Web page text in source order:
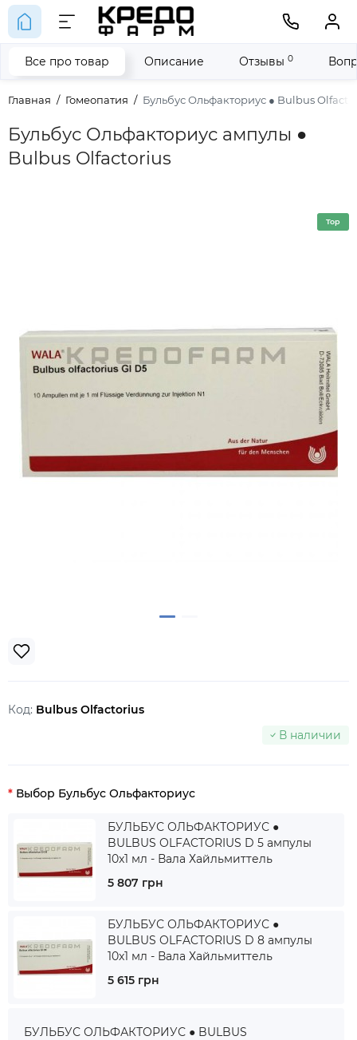
Главная Гомеопатия Бульбус Ольфакториус ● Bulbus
Бульбус Ольфакториус ампулы ●
Bulbus Olfactorius
Все про товар Описание Отзывы 0
Top
Код: Bulbus Olfactorius
В наличии
Выбор Бульбус Ольфакториус
БУЛЬБУС ОЛЬФАКТОРИУС ●
BULBUS OLFACTORIUS D 5 ампулы
10x1 мл - Вала Хайльмиттель
5 807 грн
БУЛЬБУС ОЛЬФАКТОРИУС ●
BULBUS OLFACTORIUS D 8 ампулы
10x1 мл - Вала Хайльмиттель
5 615 грн
БУЛЬБУС ОЛЬФАКТОРИУС ● BULBUS